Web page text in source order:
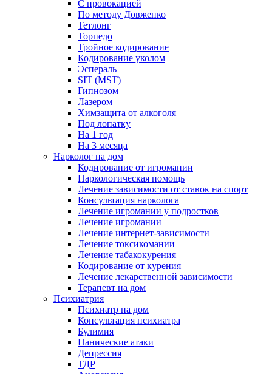
С провокацией
По методу Довженко
Тетлонг
Торпедо
Тройное кодирование
Кодирование уколом
Эспераль
SIT (MST)
Гипнозом
Лазером
Химзащита от алкоголя
Под лопатку
На 1 год
На 3 месяца
Нарколог на дом
Кодирование от игромании
Наркологическая помощь
Лечение зависимости от ставок на спорт
Консультация нарколога
Лечение игромании у подростков
Лечение игромании
Лечение интернет-зависимости
Лечение токсикомании
Лечение табакокурения
Кодирование от курения
Лечение лекарственной зависимости
Терапевт на дом
Психиатрия
Психиатр на дом
Консультация психиатра
Булимия
Панические атаки
Депрессия
ТДР